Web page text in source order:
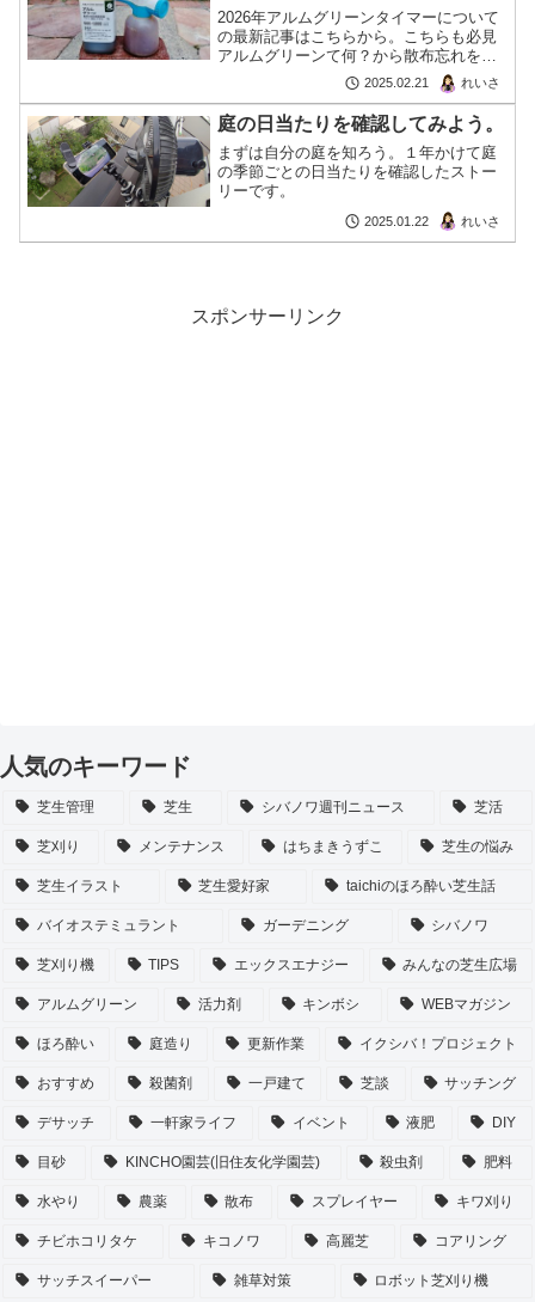
2026年アルムグリーンタイマーについて
の最新記事はこちらから。こちらも必見
アルムグリーンて何？から散布忘れを防
ぐ方法まで！芝生育てについてネットで
調べたことのある方なら聞いたことがあ
るかもしれません。「アルムグリー
ン」。漢方生薬で日本唯一続きを読む
2025.02.21 れいさ
庭の日当たりを確認してみよう。
まずは自分の庭を知ろう。１年かけて庭
の季節ごとの日当たりを確認したストー
リーです。
2025.01.22 れいさ
スポンサーリンク
人気のキーワード
芝生管理 芝生 シバノワ週刊ニュース 芝活
芝刈り メンテナンス はちまきうずこ 芝生の悩み
芝生イラスト 芝生愛好家 taichiのほろ酔い芝生話
バイオステミュラント ガーデニング シバノワ
芝刈り機 TIPS エックスエナジー みんなの芝生広場
アルムグリーン 活力剤 キンボシ WEBマガジン
ほろ酔い 庭造り 更新作業 イクシバ！プロジェクト
おすすめ 殺菌剤 一戸建て 芝談 サッチング
デサッチ 一軒家ライフ イベント 液肥 DIY
目砂 KINCHO園芸(旧住友化学園芸) 殺虫剤 肥料
水やり 農薬 散布 スプレイヤー キワ刈り
チビホコリタケ キコノワ 高麗芝 コアリング
サッチスイーパー 雑草対策 ロボット芝刈り機